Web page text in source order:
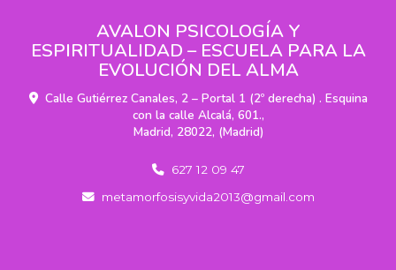
AVALON PSICOLOGÍA Y
ESPIRITUALIDAD – ESCUELA PARA LA
EVOLUCIÓN DEL ALMA
Calle Gutiérrez Canales, 2 – Portal 1 (2º derecha) . Esquina
con la calle Alcalá, 601.,
Madrid, 28022, (Madrid)
627 12 09 47
metamorfosisyvida2013
gmail.com